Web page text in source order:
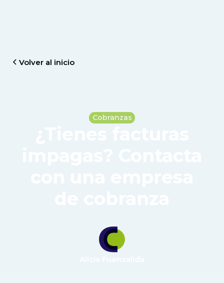
Volver al inicio
Cobranzas